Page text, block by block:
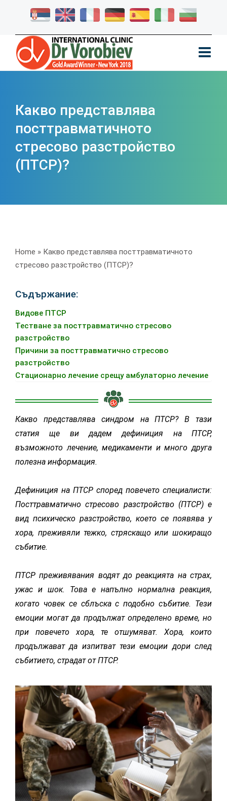
Какво представлява
посттравматичното
стресово разстройство
(ПТСР)?
Home » Какво представлява посттравматичното
стресово разстройство (ПТСР)?
Съдържание:
Видове ПТСР
Тестване за посттравматично стресово
разстройство
Причини за посттравматично стресово
разстройство
Стационарно лечение срещу амбулаторно лечение
Какво представлява синдром на ПТСР? В тази
статия ще ви дадем дефиниция на ПТСР,
възможното лечение, медикаменти и много друга
полезна информация.
Дефиниция на ПТСР според повечето специалисти:
Посттравматично стресово разстройство (ПТСР) е
вид психическо разстройство, което се появява у
хора, преживяли тежко, стряскащо или шокиращо
събитие.
ПТСР преживявания водят до реакцията на страх,
ужас и шок. Това е напълно нормална реакция,
когато човек се сблъска с подобно събитие. Тези
емоции могат да продължат определено време, но
при повечето хора, те отшумяват. Хора, които
продължават да изпитват тези емоции дори след
събитието, страдат от ПТСР.